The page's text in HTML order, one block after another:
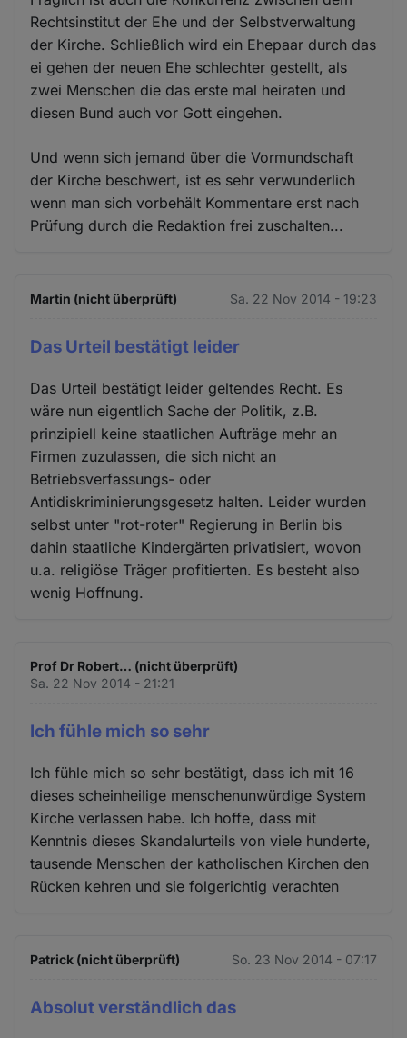
Rechtsinstitut der Ehe und der Selbstverwaltung
der Kirche. Schließlich wird ein Ehepaar durch das
ei gehen der neuen Ehe schlechter gestellt, als
zwei Menschen die das erste mal heiraten und
diesen Bund auch vor Gott eingehen.
Und wenn sich jemand über die Vormundschaft
der Kirche beschwert, ist es sehr verwunderlich
wenn man sich vorbehält Kommentare erst nach
Prüfung durch die Redaktion frei zuschalten...
Martin (nicht überprüft) Sa. 22 Nov 2014 - 19:23
Das Urteil bestätigt leider
Das Urteil bestätigt leider geltendes Recht. Es
wäre nun eigentlich Sache der Politik, z.B.
prinzipiell keine staatlichen Aufträge mehr an
Firmen zuzulassen, die sich nicht an
Betriebsverfassungs- oder
Antidiskriminierungsgesetz halten. Leider wurden
selbst unter "rot-roter" Regierung in Berlin bis
dahin staatliche Kindergärten privatisiert, wovon
u.a. religiöse Träger profitierten. Es besteht also
wenig Hoffnung.
Prof Dr Robert… (nicht überprüft)
Sa. 22 Nov 2014 - 21:21
Ich fühle mich so sehr
Ich fühle mich so sehr bestätigt, dass ich mit 16
dieses scheinheilige menschenunwürdige System
Kirche verlassen habe. Ich hoffe, dass mit
Kenntnis dieses Skandalurteils von viele hunderte,
tausende Menschen der katholischen Kirchen den
Rücken kehren und sie folgerichtig verachten
Patrick (nicht überprüft) So. 23 Nov 2014 - 07:17
Absolut verständlich das